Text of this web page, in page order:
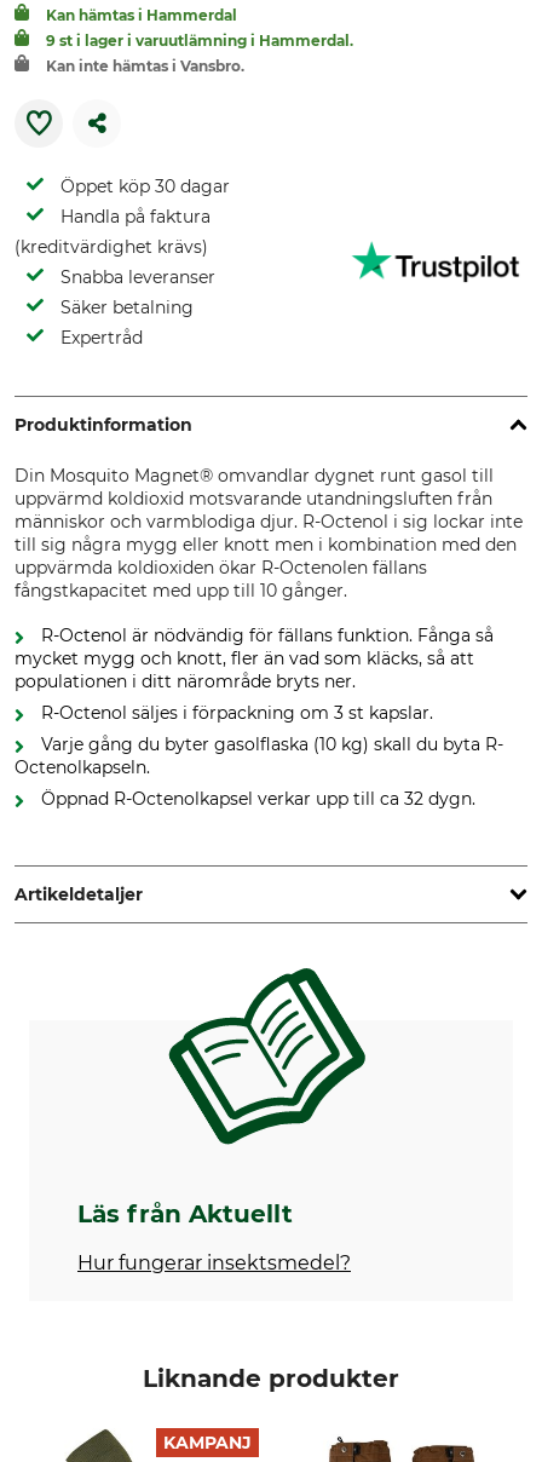
Kan hämtas i Hammerdal
9 st i lager i varuutlämning i Hammerdal.
Kan inte hämtas i Vansbro.
Öppet köp 30 dagar
Handla på faktura
(kreditvärdighet krävs)
Snabba leveranser
Säker betalning
Expertråd
Produktinformation
Din Mosquito Magnet® omvandlar dygnet runt gasol till
uppvärmd koldioxid motsvarande utandningsluften från
människor och varmblodiga djur. R-Octenol i sig lockar inte
till sig några mygg eller knott men i kombination med den
uppvärmda koldioxiden ökar R-Octenolen fällans
fångstkapacitet med upp till 10 gånger.
R-Octenol är nödvändig för fällans funktion. Fånga så
mycket mygg och knott, fler än vad som kläcks, så att
populationen i ditt närområde bryts ner.
R-Octenol säljes i förpackning om 3 st kapslar.
Varje gång du byter gasolflaska (10 kg) skall du byta R-
Octenolkapseln.
Öppnad R-Octenolkapsel verkar upp till ca 32 dygn.
Artikeldetaljer
Myggskrämmare
Läs från Aktuellt
Hur fungerar insektsmedel?
Liknande produkter
KAMPANJ